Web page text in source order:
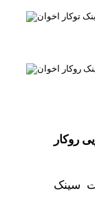
روکار
سینک